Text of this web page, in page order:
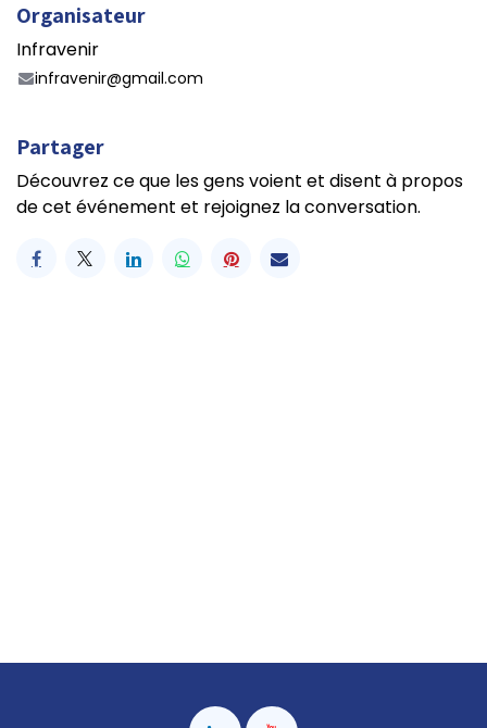
Organisateur
Infravenir
infravenir@gmail.com
Partager
Découvrez ce que les gens voient et disent à propos
de cet événement et rejoignez la conversation.